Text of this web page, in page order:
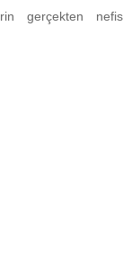
gerçekten nefis